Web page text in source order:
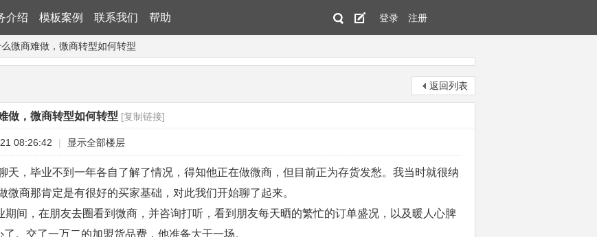
介绍 模板案例 联系我们 帮助 登录 注册
微商难做，微商转型如何转型
返回列表
做，微商转型如何转型 [复制链接]
08:26:42 | 显示全部楼层
天，毕业不到一年各自了解了情况，得知他正在做微商，但目前正为存货发愁。我当时就很纳
微商那肯定是有很好的买家基础，对此我们开始聊了起来。
间，在朋友去圈看到微商，并咨询打听，看到朋友每天晒的繁忙的订单盛况，以及暖人心脾
了。交了一万二的加盟货品费，他准备大干一场。